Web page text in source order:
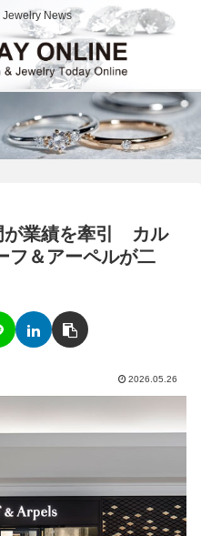
News
が業績を牽引 カル
フ＆アーペルが二
2026.05.26